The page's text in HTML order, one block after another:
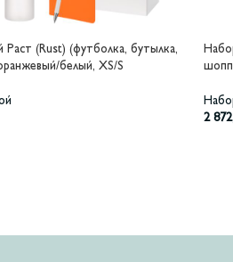
(Rust) (футболка, бутылка,
белый, XS/S
2